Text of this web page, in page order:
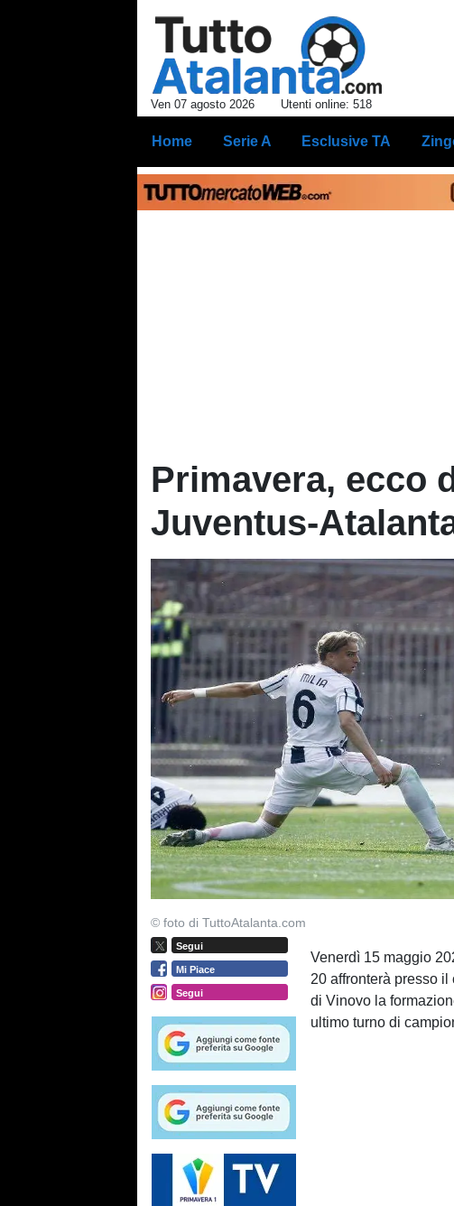
Ven 07 agosto 2026 Utenti online: 518
Home Serie A Esclusive TA
Primavera, ecco
Juventus-
© foto di TuttoAtalanta.com
Segui
Mi Piace
Segui
Venerdì 15 maggio
20 affronterà presso
di Vinovo la
ultimo turno di